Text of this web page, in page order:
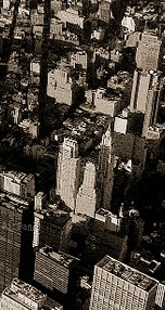
但其中一些塔楼现
里过夜的人：
所下。他请我们喝
。
斯基塔楼建筑群，
进入了俄罗斯七
实宏伟壮观。 古
这是一个边境地区